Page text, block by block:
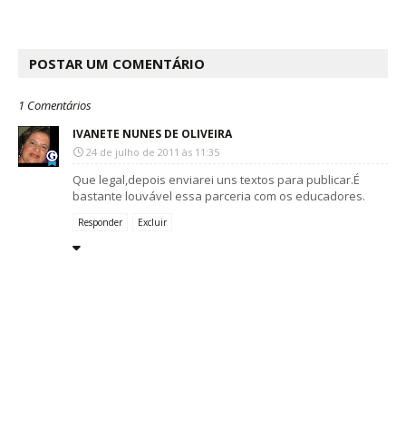
POSTAR UM COMENTÁRIO
1 Comentários
IVANETE NUNES DE OLIVEIRA
24 de julho de 2011 às 11:35
Que legal,depois enviarei uns textos para publicar.É
bastante louvável essa parceria com os educadores.
Responder Excluir